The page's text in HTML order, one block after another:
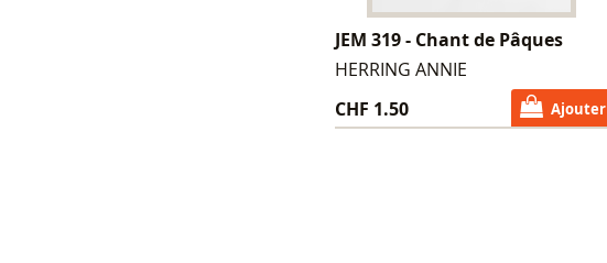
JEM 319 - Chant de Pâques
HERRING ANNIE
CHF 1.50
Ajouter